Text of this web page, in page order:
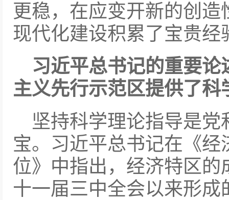
更稳，在应变开新的创
现代化建设积累了宝贵经
习近平总书记的重要
主义先行示范区提供了科
坚持科学理论指导是
宝。习近平总书记在《
位》中指出，经济特区的
十一届三中全会以来形